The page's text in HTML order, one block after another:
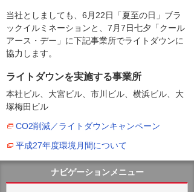
当社としましても、6月22日「夏至の日」ブラ
ックイルミネーションと、7月7日七夕「クール
アース・デー」に下記事業所でライトダウンに
協力します。
ライトダウンを実施する事業所
本社ビル、大宮ビル、市川ビル、横浜ビル、大
塚梅田ビル
CO2削減／ライトダウンキャンペーン
平成27年度環境月間について
ナビゲーションメニュー